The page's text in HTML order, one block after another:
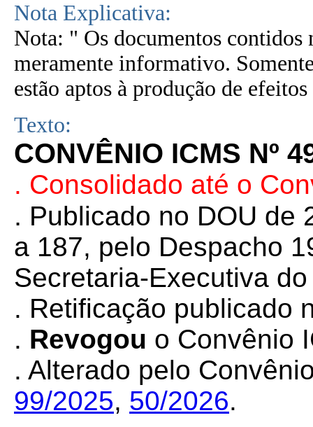
Nota Explicativa:
Nota: " Os documentos contidos
meramente informativo.
estão aptos à produção de
Texto:
CONVÊNIO ICMS Nº
. Consolidado até o
. Publicado no DOU de
a 187, pelo Despacho
Secretaria-Executiva
. Retificação publicado
. Revogou o Convênio
. Alterado pelo
99/2025, 50/2026.